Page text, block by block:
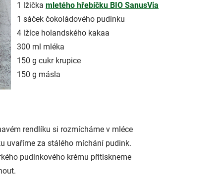
1 lžička mletého hřebíčku BIO SanusVia
1 sáček čokoládového pudinku
4 lžíce holandského kakaa
300 ml mléka
150 g cukr krupice
150 g másla
rendlíku si rozmícháme v mléce
uvaříme za stálého míchání pudink.
pudinkového krému přitiskneme